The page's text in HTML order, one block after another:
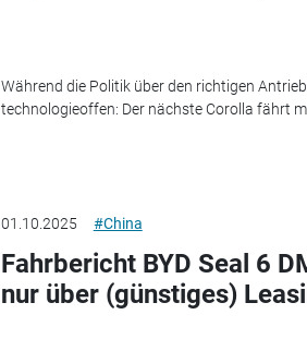
Während die Politik über den richtigen
technologieoffen: Der nächste Corolla fährt
01.10.2025 #China
Fahrbericht BYD Seal 6
nur über (günstiges)